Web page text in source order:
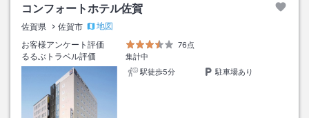
コンフォートホテル佐賀
佐賀県 佐賀市
地図
お客様アンケート評価
76点
るるぶトラベル評価
集計中
駅徒歩5分
駐車場あり